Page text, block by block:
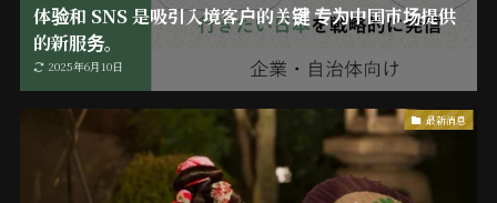
体验和 SNS 是吸引入境客户的关键 专为中国市场提供
的新服务。
2025年6月10日
最新消息